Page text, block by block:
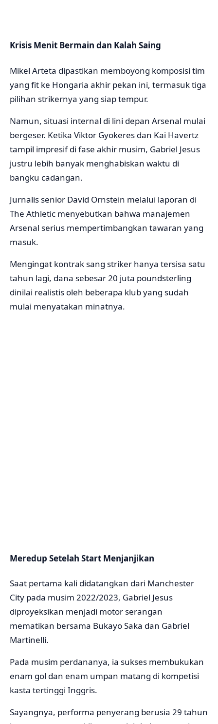
Krisis Menit Bermain dan Kalah Saing
Mikel Arteta dipastikan memboyong komposisi tim
yang fit ke Hongaria akhir pekan ini, termasuk tiga
pilihan strikernya yang siap tempur.
Namun, situasi internal di lini depan Arsenal mulai
bergeser. Ketika Viktor Gyokeres dan Kai Havertz
tampil impresif di fase akhir musim, Gabriel Jesus
justru lebih banyak menghabiskan waktu di
bangku cadangan.
Jurnalis senior David Ornstein melalui laporan di
The Athletic menyebutkan bahwa manajemen
Arsenal serius mempertimbangkan tawaran yang
masuk.
Mengingat kontrak sang striker hanya tersisa satu
tahun lagi, dana sebesar 20 juta poundsterling
dinilai realistis oleh beberapa klub yang sudah
mulai menyatakan minatnya.
Meredup Setelah Start Menjanjikan
Saat pertama kali didatangkan dari Manchester
City pada musim 2022/2023, Gabriel Jesus
diproyeksikan menjadi motor serangan
mematikan bersama Bukayo Saka dan Gabriel
Martinelli.
Pada musim perdananya, ia sukses membukukan
enam gol dan enam umpan matang di kompetisi
kasta tertinggi Inggris.
Sayangnya, performa penyerang berusia 29 tahun